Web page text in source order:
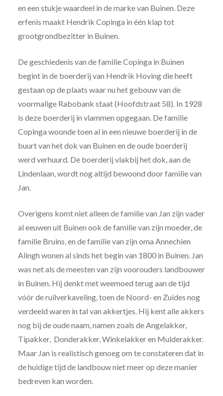
en een stukje waardeel in de marke van Buinen. Deze
erfenis maakt Hendrik Copinga in één klap tot
grootgrondbezitter in Buinen.
De geschiedenis van de familie Copinga in Buinen
begint in de boerderij van Hendrik Hoving die heeft
gestaan op de plaats waar nu het gebouw van de
voormalige Rabobank staat (Hoofdstraat 58). In 1928
is deze boerderij in vlammen opgegaan. De familie
Copinga woonde toen al in een nieuwe boerderij in de
buurt van het dok van Buinen en de oude boerderij
werd verhuurd. De boerderij vlakbij het dok, aan de
Lindenlaan, wordt nog altijd bewoond door familie van
Jan.
Overigens komt niet alleen de familie van Jan zijn vader
al eeuwen uit Buinen ook de familie van zijn moeder, de
familie Bruins, en de familie van zijn oma Annechien
Alingh wonen al sinds het begin van 1800 in Buinen. Jan
was net als de meesten van zijn voorouders landbouwer
in Buinen. Hij denkt met weemoed terug aan de tijd
vóór de ruilverkaveling, toen de Noord- en Zuides nog
verdeeld waren in tal van akkertjes. Hij kent alle akkers
nog bij de oude naam, namen zoals de Angelakker,
Tipakker, Donderakker, Winkelakker en Mulderakker.
Maar Jan is realistisch genoeg om te constateren dat in
de huidige tijd de landbouw niet meer op deze manier
bedreven kan worden.